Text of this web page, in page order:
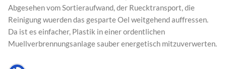
Abgesehen vom Sortieraufwand, der Ruecktransport, die
Reinigung wuerden das gesparte Oel weitgehend auffressen.
Da ist es einfacher, Plastik in einer ordentlichen
Muellverbrennungsanlage sauber energetisch mitzuverwerten.